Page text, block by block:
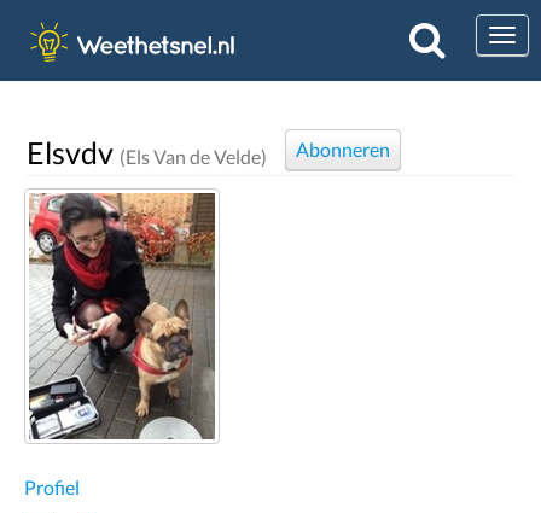
Elsvdv (Els Van de Velde) Abonneren
Profiel